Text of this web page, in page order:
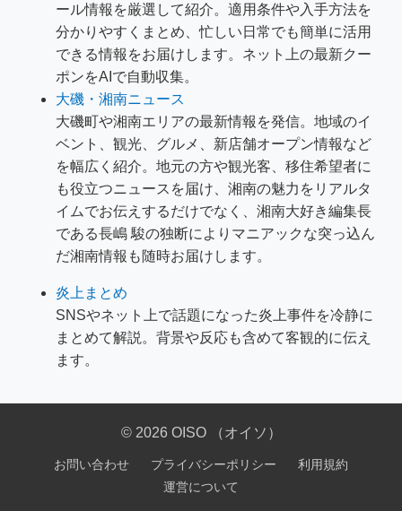
ール情報を厳選して紹介。適用条件や入手方法を
分かりやすくまとめ、忙しい日常でも簡単に活用
できる情報をお届けします。ネット上の最新クー
ポンをAIで自動収集。
大磯・湘南ニュース
大磯町や湘南エリアの最新情報を発信。地域のイ
ベント、観光、グルメ、新店舗オープン情報など
を幅広く紹介。地元の方や観光客、移住希望者に
も役立つニュースを届け、湘南の魅力をリアルタ
イムでお伝えするだけでなく、湘南大好き編集長
である長嶋 駿の独断によりマニアックな突っ込ん
だ湘南情報も随時お届けします。
炎上まとめ
SNSやネット上で話題になった炎上事件を冷静に
まとめて解説。背景や反応も含めて客観的に伝え
ます。
© 2026 OISO （オイソ）
お問い合わせ プライバシーポリシー
利用規約
運営について